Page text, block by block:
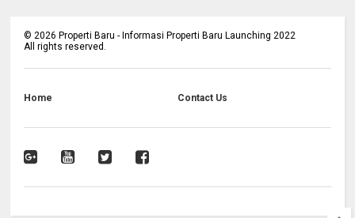
© 2026 Properti Baru - Informasi Properti Baru Launching 2022
All rights reserved.
Home Contact Us